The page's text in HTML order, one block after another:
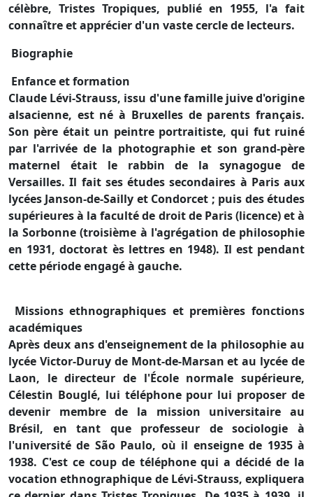
célèbre, Tristes Tropiques, publié en 1955, l'a fait
connaître et apprécier d'un vaste cercle de lecteurs.
Biographie
Enfance et formation
Claude Lévi-Strauss, issu d'une famille juive d'origine
alsacienne, est né à Bruxelles de parents français.
Son père était un peintre portraitiste, qui fut ruiné
par l'arrivée de la photographie et son grand-père
maternel était le rabbin de la synagogue de
Versailles. Il fait ses études secondaires à Paris aux
lycées Janson-de-Sailly et Condorcet ; puis des études
supérieures à la faculté de droit de Paris (licence) et à
la Sorbonne (troisième à l'agrégation de philosophie
en 1931, doctorat ès lettres en 1948). Il est pendant
cette période engagé à gauche.
Missions ethnographiques et premières fonctions
académiques
Après deux ans d'enseignement de la philosophie au
lycée Victor-Duruy de Mont-de-Marsan et au lycée de
Laon, le directeur de l'École normale supérieure,
Célestin Bouglé, lui téléphone pour lui proposer de
devenir membre de la mission universitaire au
Brésil, en tant que professeur de sociologie à
l'université de São Paulo, où il enseigne de 1935 à
1938. C'est ce coup de téléphone qui a décidé de la
vocation ethnographique de Lévi-Strauss, expliquera